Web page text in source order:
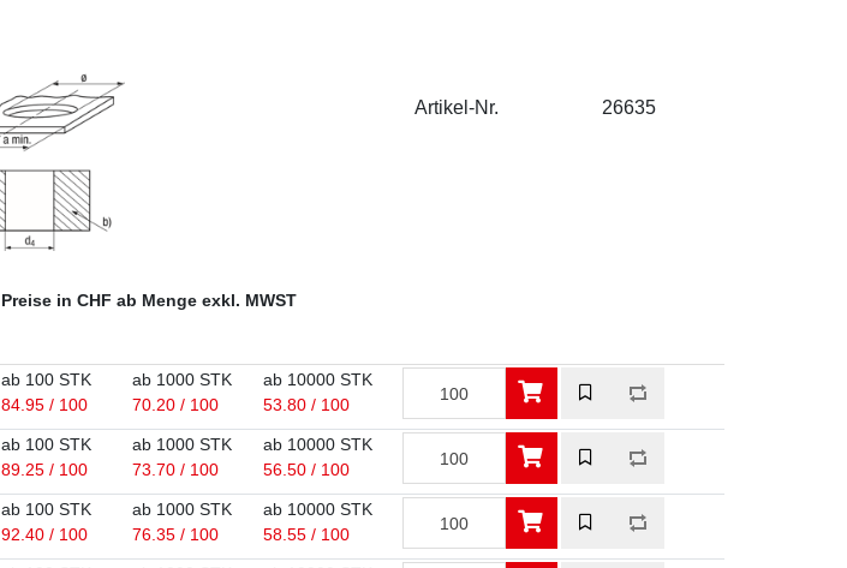
Artikel-Nr. 26635
Preise in CHF ab Menge exkl. MWST
ab 100 STK
84.95 / 100
ab 1000 STK
70.20 / 100
ab 10000 STK
53.80 / 100
ab 100 STK
89.25 / 100
ab 1000 STK
73.70 / 100
ab 10000 STK
56.50 / 100
ab 100 STK
92.40 / 100
ab 1000 STK
76.35 / 100
ab 10000 STK
58.55 / 100